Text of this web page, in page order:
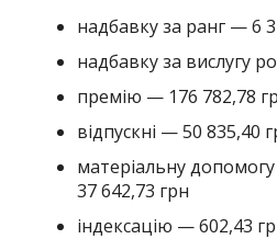
надбавку за ранг — 6
надбавку за вислугу
премію — 176 782,78
відпускні — 50 835,40
матеріальну
37 642,73 грн
індексацію — 602,43